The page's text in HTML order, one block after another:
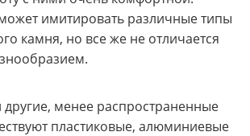
имитировать различные типы
камня, но все же не отличается
менее распространенные
пластиковые, алюминиевые